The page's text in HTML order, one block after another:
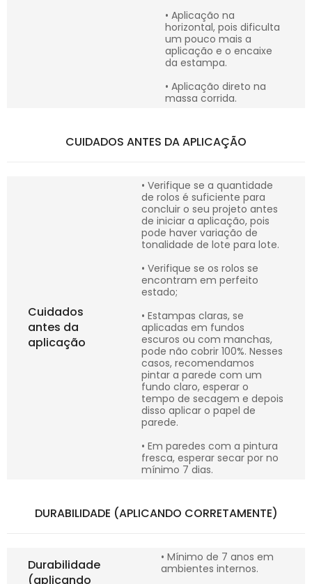
• Aplicação na
horizontal, pois dificulta
um pouco mais a
aplicação e o encaixe
da estampa.
• Aplicação direto na
massa corrida.
CUIDADOS ANTES DA APLICAÇÃO
Cuidados
antes da
aplicação
• Verifique se a quantidade
de rolos é suficiente para
concluir o seu projeto antes
de iniciar a aplicação, pois
pode haver variação de
tonalidade de lote para lote.
• Verifique se os rolos se
encontram em perfeito
estado;
• Estampas claras, se
aplicadas em fundos
escuros ou com manchas,
pode não cobrir 100%. Nesses
casos, recomendamos
pintar a parede com um
fundo claro, esperar o
tempo de secagem e depois
disso aplicar o papel de
parede.
• Em paredes com a pintura
fresca, esperar secar por no
mínimo 7 dias.
DURABILIDADE (APLICANDO CORRETAMENTE)
Durabilidade
(aplicando
• Mínimo de 7 anos em
ambientes internos.